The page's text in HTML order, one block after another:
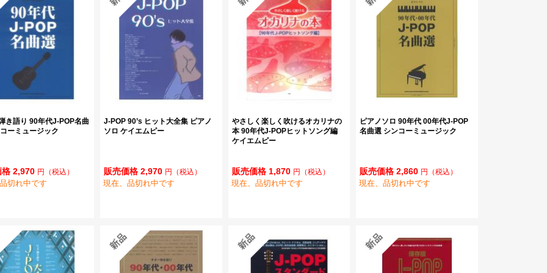
き語り 90年代J-POP名曲
ーミュージック
2,970 円 （税込）
切れ中です
J-POP 90’s ヒット大全集 ピアノ
ソロ ケイエムピー
販売価格 2,970 円 （税込）
現在、品切れ中です
やさしく楽しく吹けるオカリナの
本 90年代J-POPヒットソング編
ケイエムピー
販売価格 1,870 円 （税込）
現在、品切れ中です
ピアノソロ 90年代 00年代J-POP
名曲選 シンコーミュージック
販売価格 2,860 円 （税込）
現在、品切れ中です